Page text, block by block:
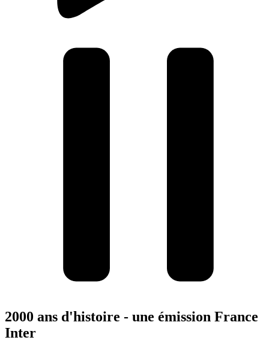
2000 ans d'histoire - une émission France
Inter